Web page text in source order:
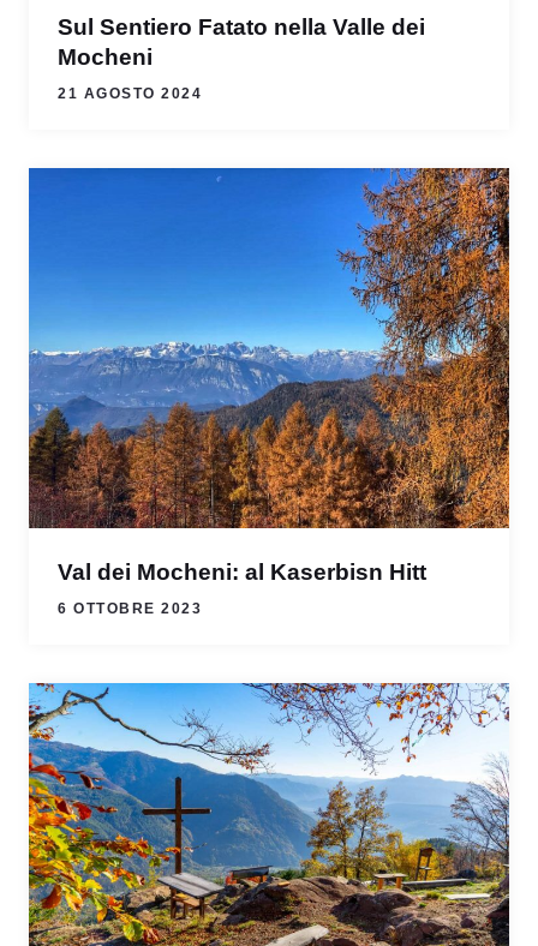
Sul Sentiero Fatato nella Valle dei
Mocheni
21 AGOSTO 2024
Val dei Mocheni: al Kaserbisn Hitt
6 OTTOBRE 2023